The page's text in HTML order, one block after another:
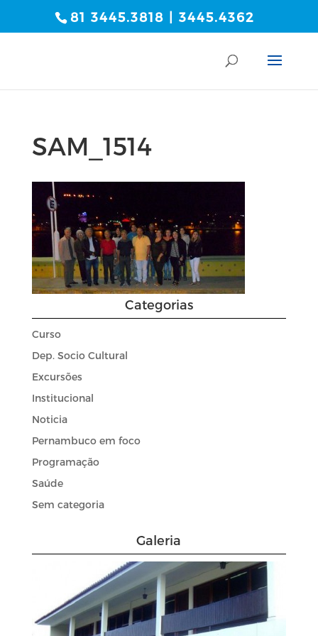
81 3445.3818 | 3445.4362
SAM_1514
Categorias
Curso
Dep. Socio Cultural
Excursões
Institucional
Noticia
Pernambuco em foco
Programação
Saúde
Sem categoria
Galeria